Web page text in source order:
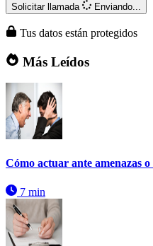
Solicitar llamada Enviando...
Tus datos están protegidos
Más Leídos
Cómo actuar ante amenazas
7 min